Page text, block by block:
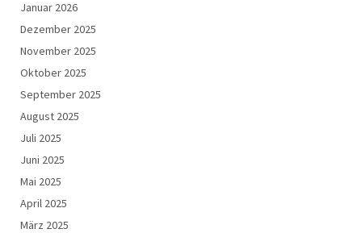
Januar 2026
Dezember 2025
November 2025
Oktober 2025
September 2025
August 2025
Juli 2025
Juni 2025
Mai 2025
April 2025
März 2025